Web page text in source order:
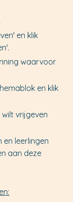
en klik
waarvoor
en klik
vrijgeven
en leerlingen
aan deze